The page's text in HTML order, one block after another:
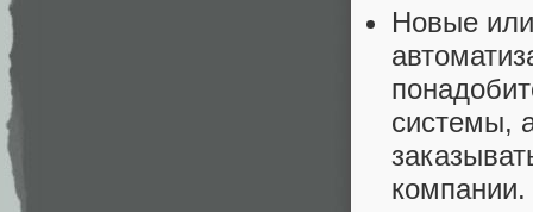
Новые
системы,
компании.